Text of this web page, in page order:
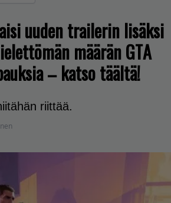
uuden trailerin lisäksi
määrän GTA
– katso täältä!
riittää.